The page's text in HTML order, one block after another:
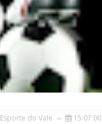
Esporte do Vale 15:07:00